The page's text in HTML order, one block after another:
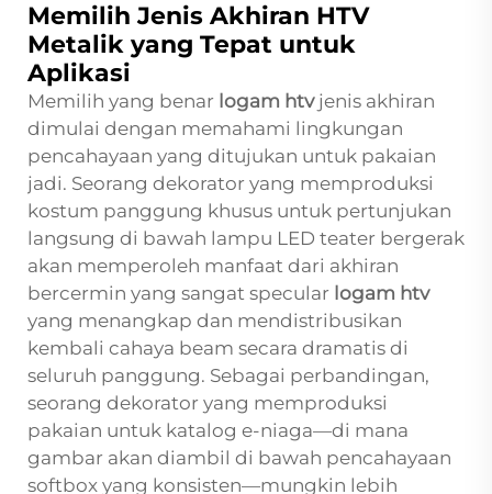
Memilih Jenis Akhiran HTV
Metalik yang Tepat untuk
Aplikasi
Memilih yang benar logam htv jenis akhiran
dimulai dengan memahami lingkungan
pencahayaan yang ditujukan untuk pakaian
jadi. Seorang dekorator yang memproduksi
kostum panggung khusus untuk pertunjukan
langsung di bawah lampu LED teater bergerak
akan memperoleh manfaat dari akhiran
bercermin yang sangat specular logam htv
yang menangkap dan mendistribusikan
kembali cahaya beam secara dramatis di
seluruh panggung. Sebagai perbandingan,
seorang dekorator yang memproduksi
pakaian untuk katalog e-niaga—di mana
gambar akan diambil di bawah pencahayaan
softbox yang konsisten—mungkin lebih